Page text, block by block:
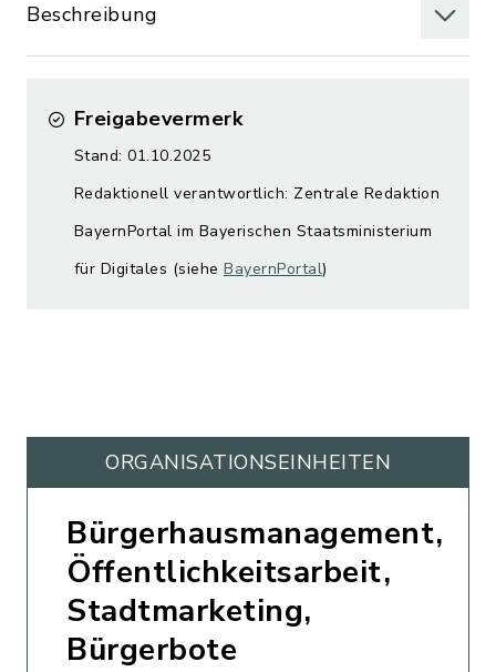
Beschreibung
Freigabevermerk
Stand: 01.10.2025
Redaktionell verantwortlich: Zentrale Redaktion
BayernPortal im Bayerischen Staatsministerium
für Digitales (siehe BayernPortal)
ORGANISATIONS­EINHEITEN
Bürgerhausmanagement,
Öffentlichkeitsarbeit,
Stadtmarketing,
Bürgerbote